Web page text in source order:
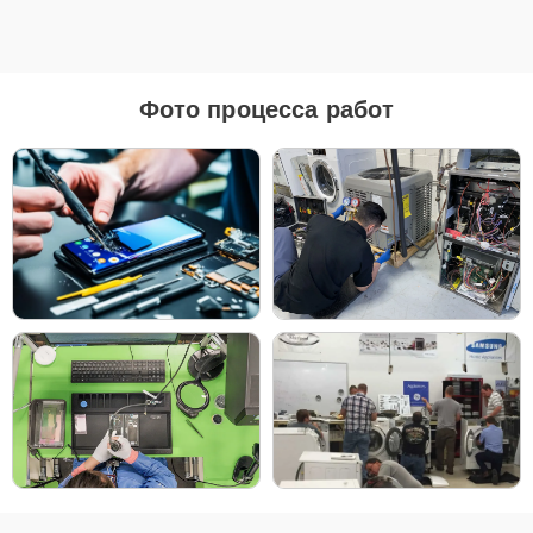
Как определиться с выбором запчастей:
Если устройство свежей модели и есть планы на
активное использование устройства дольше
года, рекомендуется выбор оригинальных
запчастей.
При наличии планов в скором времени заменить
устройство на более современное, лучше
рассмотреть вариант с использованием
качественного аналога брендовой детали.
Так или иначе, при ремонте будут использованы исключительно
высококачественные запчасти, будь это 100% оригинал, или
надежные аналоги проверенных и зарекомендовавших себя
производителей.
Этапы ремонта
Фото процесса работ